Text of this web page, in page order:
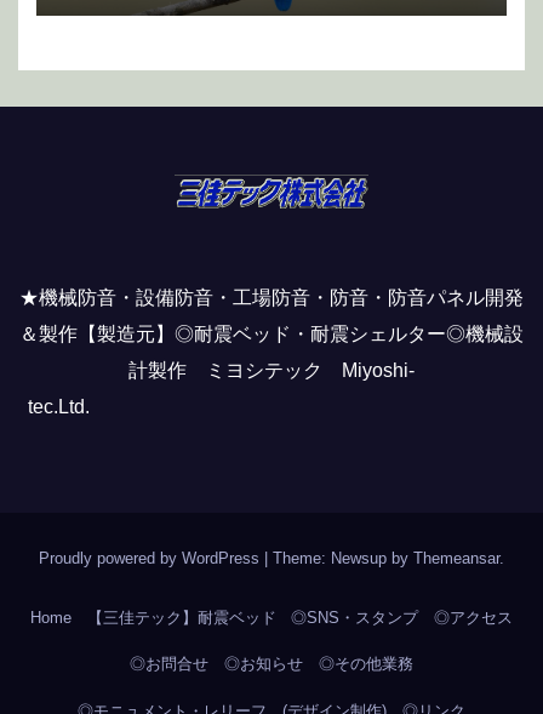
★機械防音・設備防音・工場防音・防音・防音パネル開発
＆製作【製造元】◎耐震ベッド・耐震シェルター◎機械設
計製作 ミヨシテック Miyoshi-
tec.Ltd.
Proudly powered by WordPress Theme: Newsup by Themeansar.
Home 【三佳テック】耐震ベッド ◎SNS・スタンプ ◎アクセス
◎お問合せ ◎お知らせ ◎その他業務